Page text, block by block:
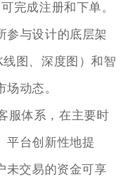
完成注册和下单。
参与设计的底层架
图、深度图）和智
动态。
服体系，在主要时
平台创新性地提
未交易的资金可享